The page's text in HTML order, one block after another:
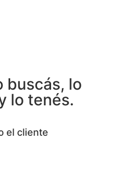
buscás, lo
lo tenés.
el cliente